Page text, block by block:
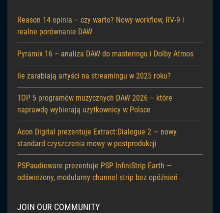
Reason 14 opinia – czy warto? Nowy workflow, RV-9 i
realne porównanie DAW
Pyramix 16 – analiza DAW do masteringu i Dolby Atmos
Ile zarabiają artyści na streamingu w 2025 roku?
TOP 5 programów muzycznych DAW 2026 – które
naprawdę wybierają użytkownicy w Polsce
Acon Digital prezentuje Extract:Dialogue 2 — nowy
standard czyszczenia mowy w postprodukcji
PSPaudioware prezentuje PSP InfiniStrip Earth —
odświeżony, modularny channel strip bez opóźnień
JOIN OUR COMMUNITY